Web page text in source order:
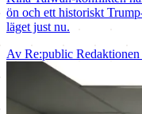
ön och ett historiskt
läget just nu.
Av Re:public Redaktionen